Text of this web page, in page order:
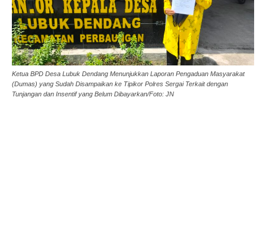
Ketua BPD Desa Lubuk Dendang Menunjukkan Laporan Pengaduan Masyarakat
(Dumas) yang Sudah Disampaikan ke Tipikor Polres Sergai Terkait dengan
Tunjangan dan Insentif yang Belum Dibayarkan/Foto: JN